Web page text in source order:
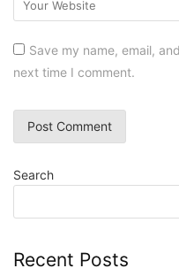
Save my name, email,
next time I comment.
Search
Recent Posts